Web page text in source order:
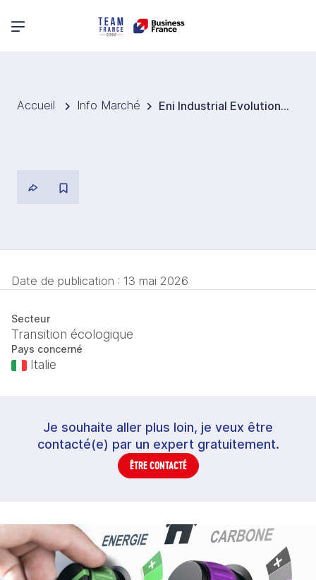
Menu principal
Accueil Info Marché Eni Industrial Evolution, une nouvelle société pour piloter la transformation industrielle
Date de publication : 13 mai 2026
Secteur
Transition écologique
Pays concerné
Italie
Je souhaite aller plus loin, je veux être
contacté(e) par un expert gratuitement.
ÊTRE CONTACTÉ